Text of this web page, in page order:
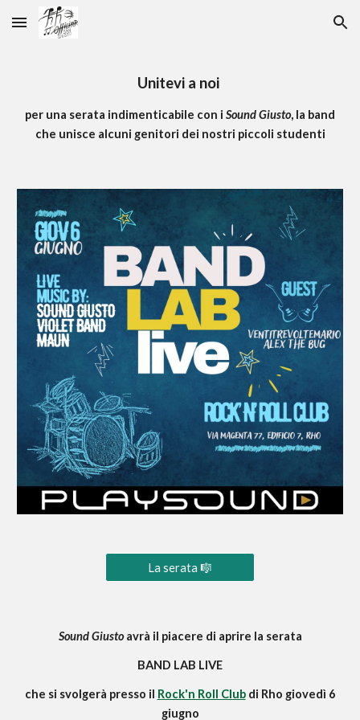
Skip to main content Skip to navigation
Unitevi a noi
per una serata indimenticabile con i Sound Giusto, la band
che unisce alcuni genitori dei nostri piccoli studenti
La serata 🎼
Sound Giustoavrà il piacere di aprire la serata
BAND LAB LIVE
che si svolgerà presso il Rock'n Roll Clubdi Rho giovedì 6
giugno